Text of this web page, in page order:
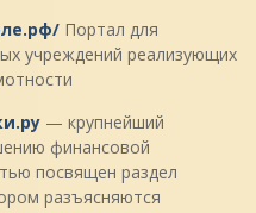
Портал для
учреждений реализующих
— крупнейший
финансовой
посвящен раздел
разъясняются